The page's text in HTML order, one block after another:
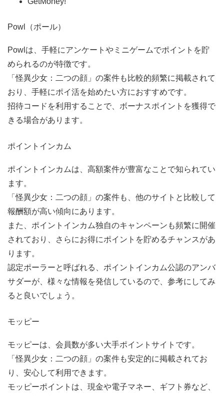
Powl（ポール）
Powlは、手軽にアンケートやミニゲームでポイントを貯
められるのが特徴です。
「怪異少女：二つの顔」の案件も比較的頻繁に掲載されて
おり、手軽にポイ活を始めたい方におすすめです。
招待コードを利用することで、ボーナスポイントを獲得で
きる場合があります。
ポイントインカム
ポイントインカムは、高額案件が豊富なことで知られてい
ます。
「怪異少女：二つの顔」の案件も、他のサイトと比較して
報酬額が高い傾向にあります。
また、ポイントインカム独自のキャンペーンも頻繁に開催
されており、さらにお得にポイントを貯めるチャンスがあ
ります。
認定ポーラーと呼ばれる、ポイントインカム公認のアンバ
サダーが、様々な情報を発信しているので、参考にしてみ
ると良いでしょう。
モッピー
モッピーは、会員数が多い大手ポイントサイトです。
「怪異少女：二つの顔」の案件も安定的に掲載されてお
り、安心して利用できます。
モッピーポイントは、現金や電子マネー、ギフト券など、